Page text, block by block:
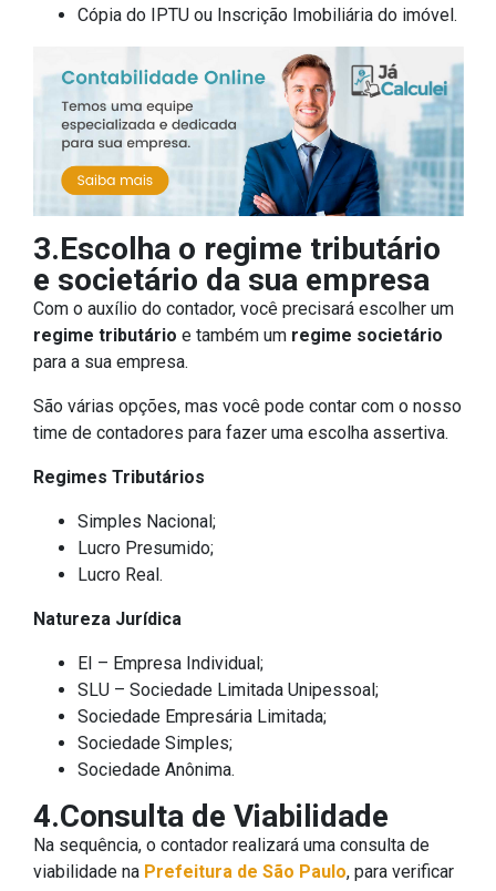
Cópia do IPTU ou Inscrição Imobiliária do imóvel.
3.Escolha o regime tributário
e societário da sua empresa
Com o auxílio do contador, você precisará escolher um
regime tributário e também um regime societário
para a sua empresa.
São várias opções, mas você pode contar com o nosso
time de contadores para fazer uma escolha assertiva.
Regimes Tributários
Simples Nacional;
Lucro Presumido;
Lucro Real.
Natureza Jurídica
EI – Empresa Individual;
SLU – Sociedade Limitada Unipessoal;
Sociedade Empresária Limitada;
Sociedade Simples;
Sociedade Anônima.
4.Consulta de Viabilidade
Na sequência, o contador realizará uma consulta de
viabilidade na Prefeitura de São Paulo, para verificar